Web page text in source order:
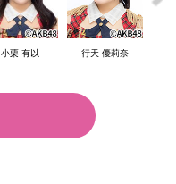
小栗 有以 行天 優莉奈